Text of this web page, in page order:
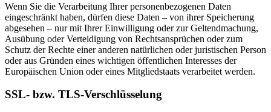
Wenn Sie die Verarbeitung Ihrer personenbezogenen Daten
eingeschränkt haben, dürfen diese Daten – von ihrer Speicherung
abgesehen – nur mit Ihrer Einwilligung oder zur Geltendmachung,
Ausübung oder Verteidigung von Rechtsansprüchen oder zum
Schutz der Rechte einer anderen natürlichen oder juristischen Person
oder aus Gründen eines wichtigen öffentlichen Interesses der
Europäischen Union oder eines Mitgliedstaats verarbeitet werden.
SSL- bzw. TLS-Verschlüsselung